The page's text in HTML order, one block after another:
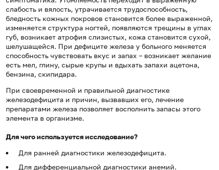
слабость и вялость, утрачивается трудоспособность,
бледность кожных покровов становится более выраженной,
изменяется структура ногтей, появляются трещины в углах
губ, возникает атрофия слизистых, кожа становится сухой,
шелушащейся. При дефиците железа у больного меняется
способность чувствовать вкус и запах – возникает желание
есть мел, глину, сырые крупы и вдыхать запахи ацетона,
бензина, скипидара.
При своевременной и правильной диагностике
железодефицита и причин, вызвавших его, лечение
препаратами железа позволяет восполнить запасы этого
элемента в организме.
Для чего используется исследование?
Для ранней диагностики железодефицита.
Для дифференциальной диагностики анемий.